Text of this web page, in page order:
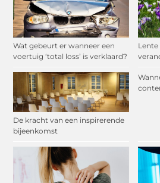
Wat gebeurt er wanneer een
voertuig ‘total loss’ is verklaard?
De kracht van een inspirerende
bijeenkomst